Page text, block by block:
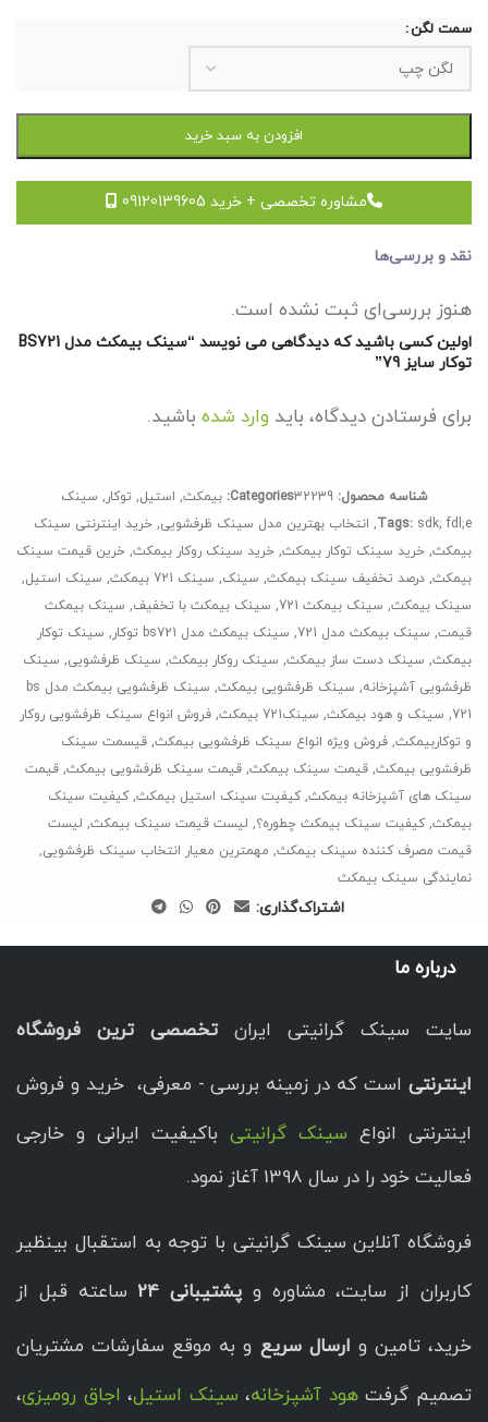
سمت لگن
افزودن به سبد خرید
مشاوره تخصصی + خرید 09120139605
نقد و بررسی‌ها
هنوز بررسی‌ای ثبت نشده است.
اولین کسی باشید که دیدگاهی می نویسد “سینک بیمکث مدل BS721
توکار سایز 79”
برای فرستادن دیدگاه، باید وارد شده باشید.
شناسه محصول: 32239
Categories: بیمکث, استیل, توکار, سینک
Tags: sdk; fdl;e
, انتخاب بهترین مدل سینک ظرفشویی, خرید اینترنتی سینک
بیمکث, خرید سینک توکار بیمکث, خرید سینک روکار بیمکث, خرین قیمت سینک
بیمکث, درصد تخفیف سینک بیمکث, سینک, سینک 721 بیمکث , سینک استیل,
سینک بیمکث, سینک بیمکث 721 , سینک بیمکث با تخفیف, سینک بیمکث
قیمت, سینک بیمکث مدل 721 , سینک بیمکث مدل bs721 توکار , سینک توکار
بیمکث, سینک دست ساز بیمکث, سینک روکار بیمکث, سینک ظرفشویی, سینک
ظرفشویی آشپزخانه, سینک ظرفشویی بیمکث,
سینک ظرفشویی بیمکث مدل bs
721
, سینک و هود بیمکث, سینک721 بیمکث , فروش انواع سینک ظرفشویی روکار
و توکاربیمکث, فروش ویژه انواع سینک ظرفشویی بیمکث, قیسمت سینک
ظرفشویی بیمکث, قیمت سینک بیمکث, قیمت سینک ظرفشویی بیمکث, قیمت
سینک های آشپزخانه بیمکث, کیفیت سینک استیل بیمکث, کیفیت سینک
بیمکث, کیفیت سینک بیمکث چطوره؟, لیست قیمت سینک بیمکث, لیست
قیمت مصرف کننده سینک بیمکث, مهمترین معیار انتخاب سینک ظرفشویی,
نمایندگی سینک بیمکث
اشتراک‌گذاری:
درباره ما
سایت سینک گرانیتی ایرانتخصصی ترین فروشگاه
اینترنتی است که در زمینه بررسی - معرفی، خرید و فروش
اینترنتی انواع سینک گرانیتی باکیفیت ایرانی و خارجی
فعالیت خود را در سال 1398 آغاز نمود.
فروشگاه آنلاین سینک گرانیتی با توجه به استقبال بینظیر
کاربران از سایت، مشاوره وپشتیبانی 24 ساعته قبل از
خرید، تامین و ارسال سریع و به موقع سفارشات مشتریان
تصمیم گرفتهود آشپزخانه، سینک استیل، اجاق رومیزی،